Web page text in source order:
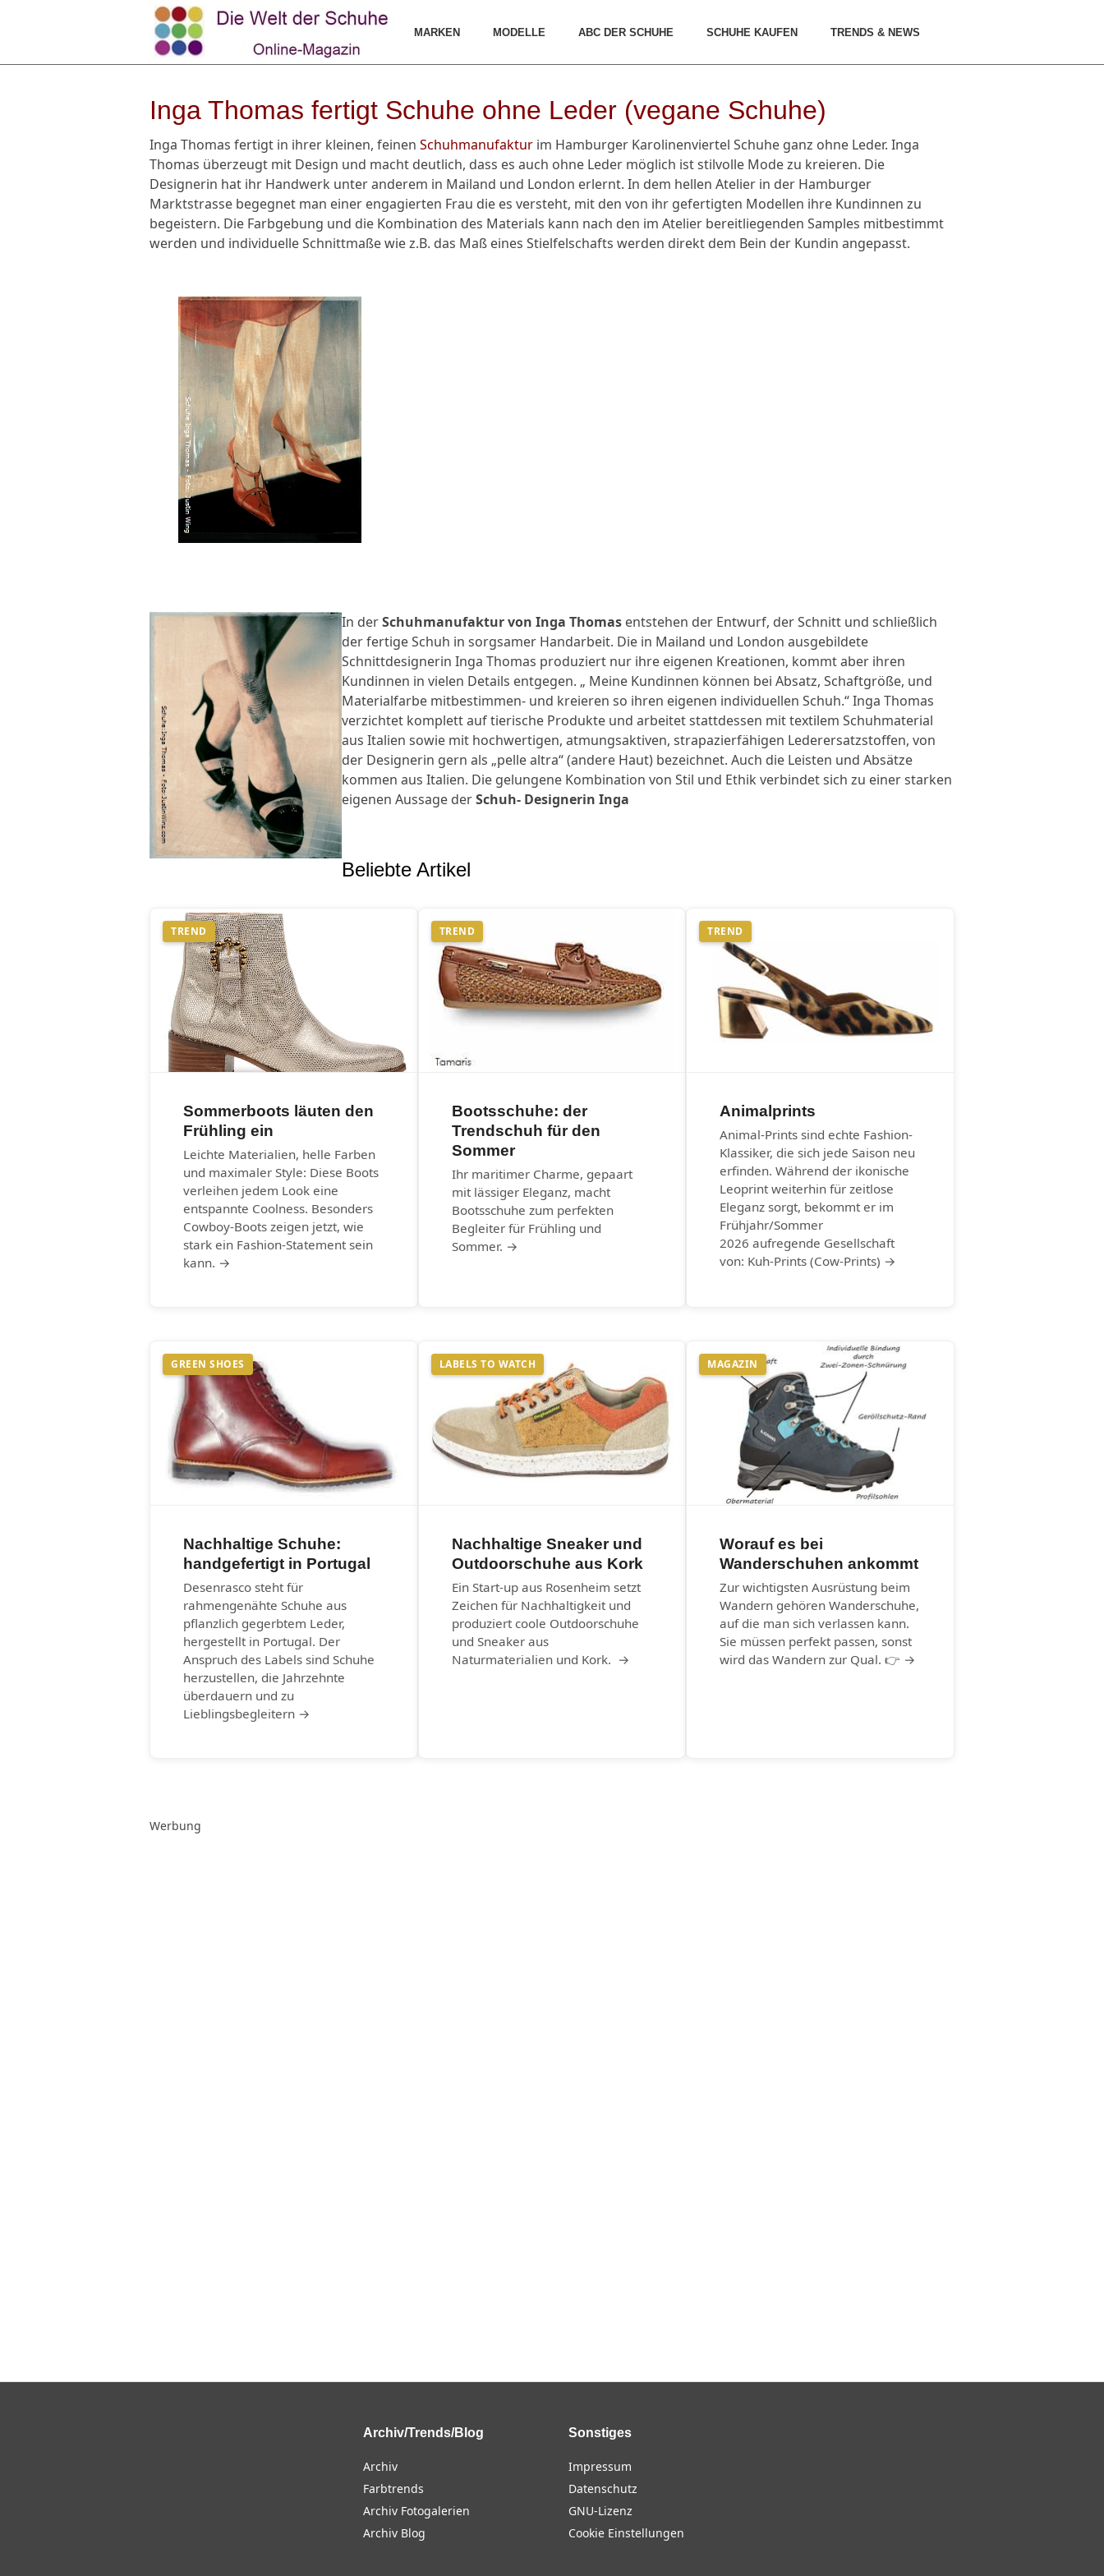
MARKEN MODELLE ABC DER SCHUHE SCHUHE KAUFEN TRENDS & NEWS
Inga Thomas fertigt Schuhe ohne Leder (vegane Schuhe)
Inga Thomas fertigt in ihrer kleinen, feinen Schuhmanufaktur im Hamburger Karolinenviertel Schuhe ganz ohne Leder. Inga
Thomas überzeugt mit Design und macht deutlich, dass es auch ohne Leder möglich ist stilvolle Mode zu kreieren. Die
Designerin hat ihr Handwerk unter anderem in Mailand und London erlernt. In dem hellen Atelier in der Hamburger
Marktstrasse begegnet man einer engagierten Frau die es versteht, mit den von ihr gefertigten Modellen ihre Kundinnen zu
begeistern. Die Farbgebung und die Kombination des Materials kann nach den im Atelier bereitliegenden Samples mitbestimmt
werden und individuelle Schnittmaße wie z.B. das Maß eines Stielfelschafts werden direkt dem Bein der Kundin angepasst.
In derSchuhmanufaktur von Inga Thomas entstehen der Entwurf, der Schnitt und schließlich
der fertige Schuh in sorgsamer Handarbeit. Die in Mailand und London ausgebildete
Schnittdesignerin Inga Thomas produziert nur ihre eigenen Kreationen, kommt aber ihren
Kundinnen in vielen Details entgegen. „ Meine Kundinnen können bei Absatz, Schaftgröße, und
Materialfarbe mitbestimmen- und kreieren so ihren eigenen individuellen Schuh.“ Inga Thomas
verzichtet komplett auf tierische Produkte und arbeitet stattdessen mit textilem Schuhmaterial
aus Italien sowie mit hochwertigen, atmungsaktiven, strapazierfähigen Lederersatzstoffen, von
der Designerin gern als „pelle altra“ (andere Haut) bezeichnet. Auch die Leisten und Absätze
kommen aus Italien. Die gelungene Kombination von Stil und Ethik verbindet sich zu einer starken
eigenen Aussage derSchuh- Designerin Inga
Beliebte Artikel
TREND
Sommerboots läuten den
Frühling ein
Leichte Materialien, helle Farben
und maximaler Style: Diese Boots
verleihen jedem Look eine
entspannte Coolness. Besonders
Cowboy-Boots zeigen jetzt, wie
stark ein Fashion-Statement sein
kann. →
TREND
Bootsschuhe: der
Trendschuh für den
Sommer
Ihr maritimer Charme, gepaart
mit lässiger Eleganz, macht
Bootsschuhe zum perfekten
Begleiter für Frühling und
Sommer. →
TREND
Animalprints
Animal-Prints sind echte Fashion-
Klassiker, die sich jede Saison neu
erfinden. Während der ikonische
Leoprint weiterhin für zeitlose
Eleganz sorgt, bekommt er im
Frühjahr/Sommer
2026 aufregende Gesellschaft
von: Kuh-Prints (Cow-Prints) →
GREEN SHOES
Nachhaltige Schuhe:
handgefertigt in Portugal
Desenrasco steht für
rahmengenähte Schuhe aus
pflanzlich gegerbtem Leder,
hergestellt in Portugal. Der
Anspruch des Labels sind Schuhe
herzustellen, die Jahrzehnte
überdauern und zu
Lieblingsbegleitern →
LABELS TO WATCH
Nachhaltige Sneaker und
Outdoorschuhe aus Kork
Ein Start-up aus Rosenheim setzt
Zeichen für Nachhaltigkeit und
produziert coole Outdoorschuhe
und Sneaker aus
Naturmaterialien und Kork. →
MAGAZIN
Worauf es bei
Wanderschuhen ankommt
Zur wichtigsten Ausrüstung beim
Wandern gehören Wanderschuhe,
auf die man sich verlassen kann.
Sie müssen perfekt passen, sonst
wird das Wandern zur Qual. 👉 →
Werbung
Archiv/Trends/Blog
Archiv
Farbtrends
Archiv Fotogalerien
Archiv Blog
Sonstiges
Impressum
Datenschutz
GNU-Lizenz
Cookie Einstellungen